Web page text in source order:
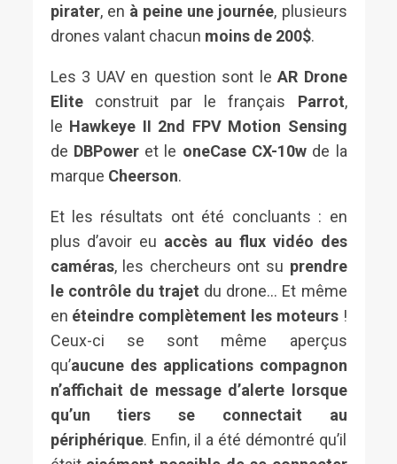
pirater, en à peine une journée, plusieurs
drones valant chacun moins de 200$.
Les 3 UAV en question sont le AR Drone
Eliteconstruit par le français Parrot,
le Hawkeye II 2nd FPV Motion Sensing
de DBPoweret le oneCase CX-10wde la
marque Cheerson.
Et les résultats ont été concluants : en
plus d’avoir eu accès au flux vidéo des
caméras, les chercheurs ont su prendre
le contrôle du trajet du drone… Et même
en éteindre complètement les moteurs!
Ceux-ci se sont même aperçus
qu’aucune des applications compagnon
n’affichait de message d’alerte lorsque
qu’un tiers se connectait au
périphérique. Enfin, il a été démontré qu’il